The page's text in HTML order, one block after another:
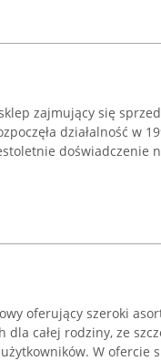
zajmujący się
działalność w
doświadczenie
oferujący szeroki
dla całej rodziny, ze
W ofercie